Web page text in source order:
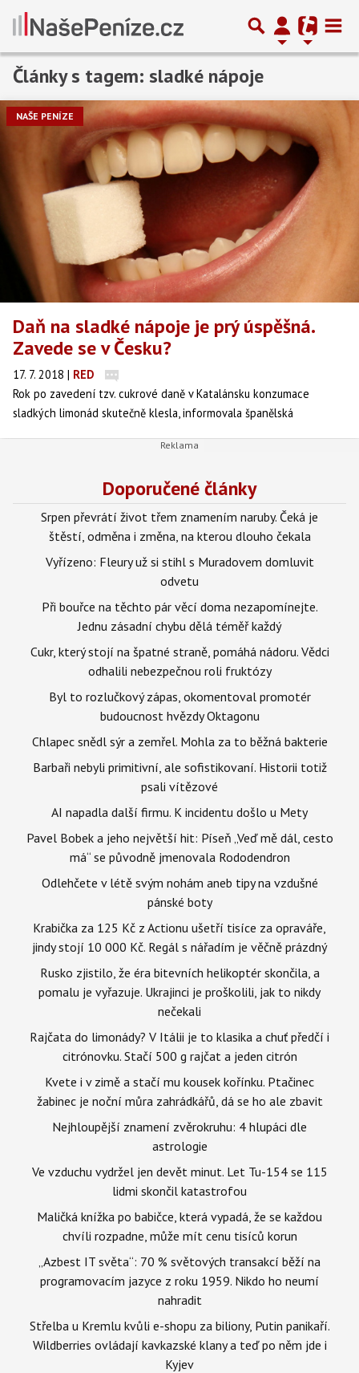
Články s tagem: sladké nápoje
NAŠE PENÍZE
Daň na sladké nápoje je prý úspěšná.
Zavede se v Česku?
17. 7. 2018 | RED
Rok po zavedení tzv. cukrové daně v Katalánsku konzumace
sladkých limonád skutečně klesla, informovala španělská
Doporučené články
Srpen převrátí život třem znamením naruby. Čeká je
štěstí, odměna i změna, na kterou dlouho čekala
Vyřízeno: Fleury už si stihl s Muradovem domluvit
odvetu
Při bouřce na těchto pár věcí doma nezapomínejte.
Jednu zásadní chybu dělá téměř každý
Cukr, který stojí na špatné straně, pomáhá nádoru. Vědci
odhalili nebezpečnou roli fruktózy
Byl to rozlučkový zápas, okomentoval promotér
budoucnost hvězdy Oktagonu
Chlapec snědl sýr a zemřel. Mohla za to běžná bakterie
Barbaři nebyli primitivní, ale sofistikovaní. Historii totiž
psali vítězové
AI napadla další firmu. K incidentu došlo u Mety
Pavel Bobek a jeho největší hit: Píseň „Veď mě dál, cesto
má“ se původně jmenovala Rododendron
Odlehčete v létě svým nohám aneb tipy na vzdušné
pánské boty
Krabička za 125 Kč z Actionu ušetří tisíce za opraváře,
jindy stojí 10 000 Kč. Regál s nářadím je věčně prázdný
Rusko zjistilo, že éra bitevních helikoptér skončila, a
pomalu je vyřazuje. Ukrajinci je proškolili, jak to nikdy
nečekali
Rajčata do limonády? V Itálii je to klasika a chuť předčí i
citrónovku. Stačí 500 g rajčat a jeden citrón
Kvete i v zimě a stačí mu kousek kořínku. Ptačinec
žabinec je noční můra zahrádkářů, dá se ho ale zbavit
Nejhloupější znamení zvěrokruhu: 4 hlupáci dle
astrologie
Ve vzduchu vydržel jen devět minut. Let Tu-154 se 115
lidmi skončil katastrofou
Maličká knížka po babičce, která vypadá, že se každou
chvíli rozpadne, může mít cenu tisíců korun
„Azbest IT světa“: 70 % světových transakcí běží na
programovacím jazyce z roku 1959. Nikdo ho neumí
nahradit
Střelba u Kremlu kvůli e-shopu za biliony, Putin panikaří.
Wildberries ovládají kavkazské klany a teď po něm jde i
Kyjev